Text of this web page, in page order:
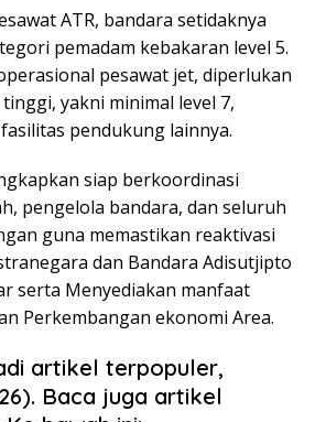
ATR, bandara setidaknya
pemadam kebakaran level 5.
pesawat jet, diperlukan
yakni minimal level 7,
pendukung lainnya.
siap berkoordinasi
pengelola bandara, dan seluruh
guna memastikan reaktivasi
dan Bandara Adisutjipto
serta Menyediakan manfaat
Perkembangan ekonomi Area.
artikel terpopuler,
Baca juga artikel